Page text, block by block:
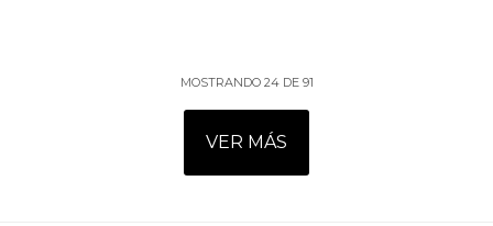
MOSTRANDO 24DE 91
VER MÁS